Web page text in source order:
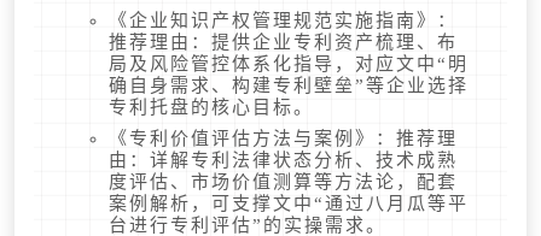
《企业知识产权管理规范实施指南》：
推荐理由：提供企业专利资产梳理、布
局及风险管控体系化指导，对应文中“明
确自身需求、构建专利壁垒”等企业选择
专利托盘的核心目标。
《专利价值评估方法与案例》：推荐理
由：详解专利法律状态分析、技术成熟
度评估、市场价值测算等方法论，配套
案例解析，可支撑文中“通过八月瓜等平
台进行专利评估”的实操需求。